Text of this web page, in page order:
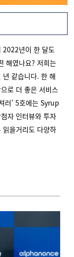
2022년이 한 달도
해였나요? 저희는
같습니다. 한 해
로 더 좋은 서비스
러' 5호에는 Syrup
자 인터뷰와 투자
을거리도 다양하